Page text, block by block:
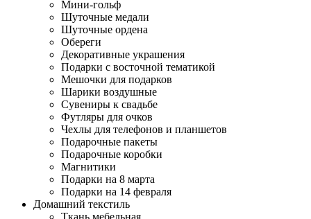
Мини-гольф
Шуточные медали
Шуточные ордена
Обереги
Декоративные украшения
Подарки с восточной тематикой
Мешочки для подарков
Шарики воздушные
Сувениры к свадьбе
Футляры для очков
Чехлы для телефонов и планшетов
Подарочные пакеты
Подарочные коробки
Магнитики
Подарки на 8 марта
Подарки на 14 февраля
Домашний текстиль
Ткань мебельная